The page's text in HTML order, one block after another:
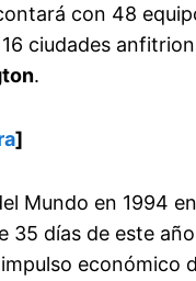
con 48
ciudades
.
]
Mundo en 1994
35 días de este
económico